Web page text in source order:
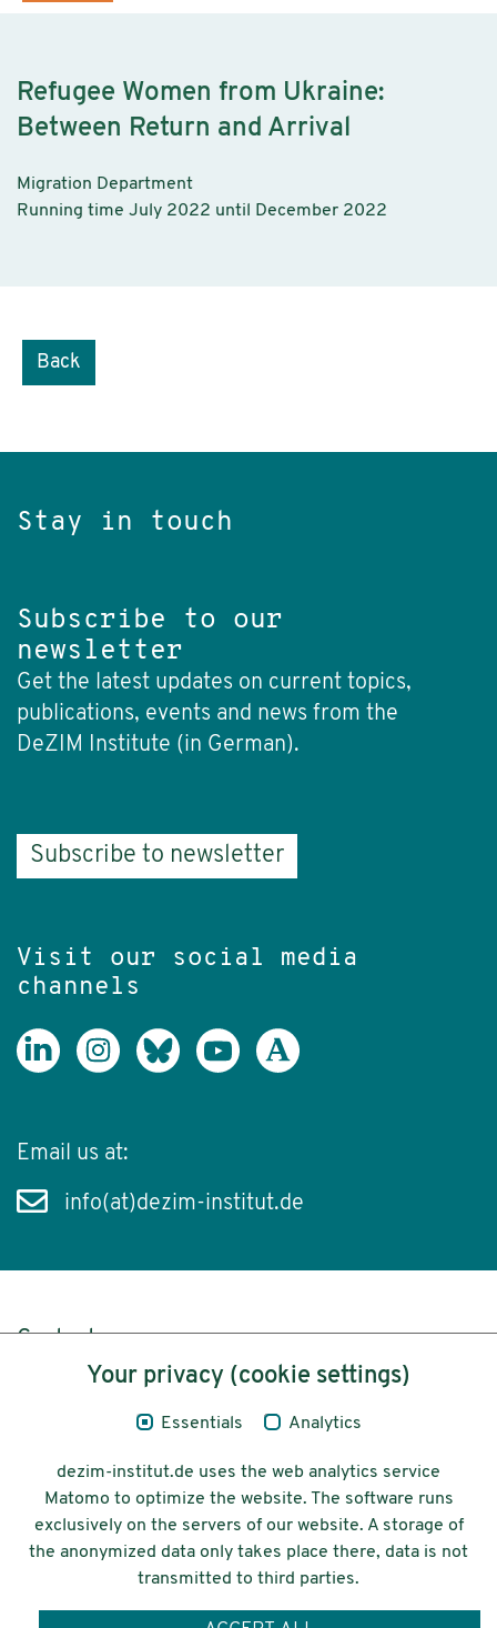
Refugee Women from Ukraine:
Between Return and Arrival
Migration Department
Running time July 2022 until December 2022
Back
Stay in touch
Subscribe to our
newsletter
Get the latest updates on current topics,
publications, events and news from the
DeZIM Institute (in German).
Subscribe to newsletter
Visit our social media
channels
Email us at:
info(at)dezim-institut.de
Content
Legal Notice
© 2026 Deutsches Zentrum für
Integrations-
und Migrationsforschung DeZIM e.V.
Your privacy (cookie settings)
Essentials Analytics
dezim-institut.de uses the web analytics service
Matomo to optimize the website. The software runs
exclusively on the servers of our website. A storage of
the anonymized data only takes place there, data is not
transmitted to third parties.